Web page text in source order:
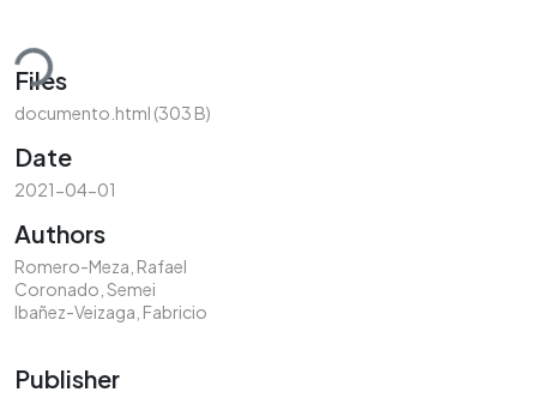
Files
documento.html (303 B)
Date
2021-04-01
Authors
Romero-Meza, Rafael
Coronado, Semei
Ibañez-Veizaga, Fabricio
Publisher